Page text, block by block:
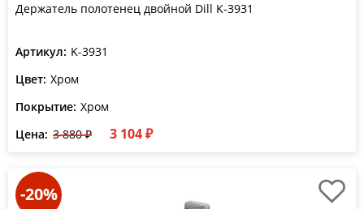
Держатель полотенец двойной Dill K-3931
Артикул: K-3931
Цвет: Хром
Покрытие: Хром
Цена: 3 880 ₽ 3 104 ₽
-20%